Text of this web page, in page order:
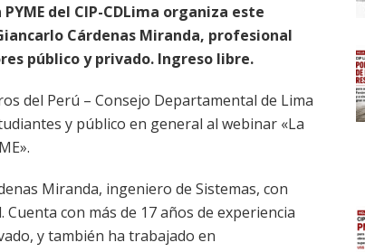
del CIP-CDLima organiza este
Cárdenas Miranda, profesional
público y privado. Ingreso libre.
del Perú – Consejo Departamental de Lima
y público en general al webinar «La
Miranda, ingeniero de Sistemas, con
Cuenta con más de 17 años de experiencia
y también ha trabajado en